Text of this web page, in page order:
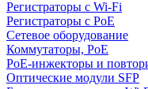
Регистраторы с Wi-Fi
Регистраторы с PoE
Сетевое оборудование
Коммутаторы, PoE
PoE-инжекторы и
Оптические модули SFP